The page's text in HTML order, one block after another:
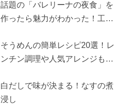
話題の「バレリーナの夜食」を
作ったら魅力がわかった！工程
そうめんの簡単レシピ20選！レ
ンチン調理や人気アレンジも紹
白だしで味が決まる！なすの煮
浸し